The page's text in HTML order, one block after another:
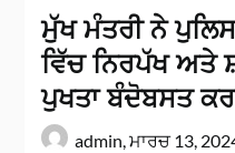
ਮੁੱਖ ਮੰਤਰੀ ਨੇ
ਵਿੱਚ ਨਿਰਪੱਖ ਅਤੇ
ਪੁਖਤਾ ਬੰਦੋਬਸਤ
admin,ਮਾਰਚ 13,